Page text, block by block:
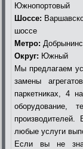
Южнопортовый
Шоссе:
шоссе
Метро:
Округ: Южный
Мы предлагаем
замены
паркетниках, 4
оборудование,
производителей.
любые услуги
Если вы не